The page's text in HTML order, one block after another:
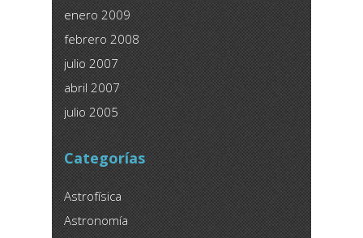
enero 2009
febrero 2008
julio 2007
abril 2007
julio 2005
Categorías
Astrofísica
Astronomía